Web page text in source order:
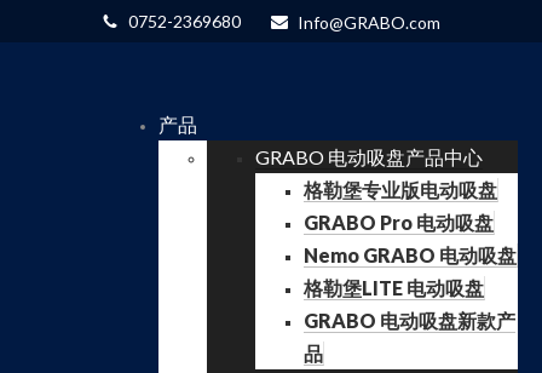
0752-2369680 Info@GRABO.com
产品
GRABO 电动吸盘产品中心
格勒堡专业版电动吸盘
GRABO Pro 电动吸盘
Nemo GRABO 电动吸盘
格勒堡LITE 电动吸盘
GRABO 电动吸盘新款产
品